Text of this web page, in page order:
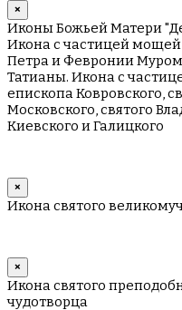
×
Иконы Божьей Матери
Икона с частицей мощей
Петра и Февронии
Татианы. Икона с
епископа Ковровского,
Московского, святого
Киевского и Галицкого
×
Икона святого
×
Икона святого
чудотворца